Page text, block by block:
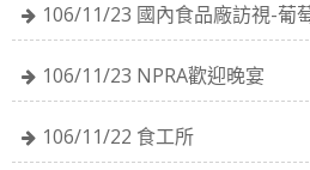
106/11/23 國內食品廠訪視-葡
106/11/23 NPRA歡迎晚宴
106/11/22 食工所